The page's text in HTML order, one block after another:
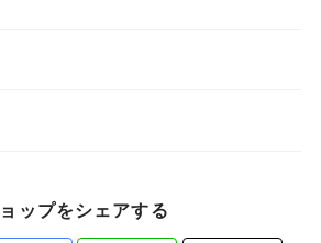
ップをシェアする